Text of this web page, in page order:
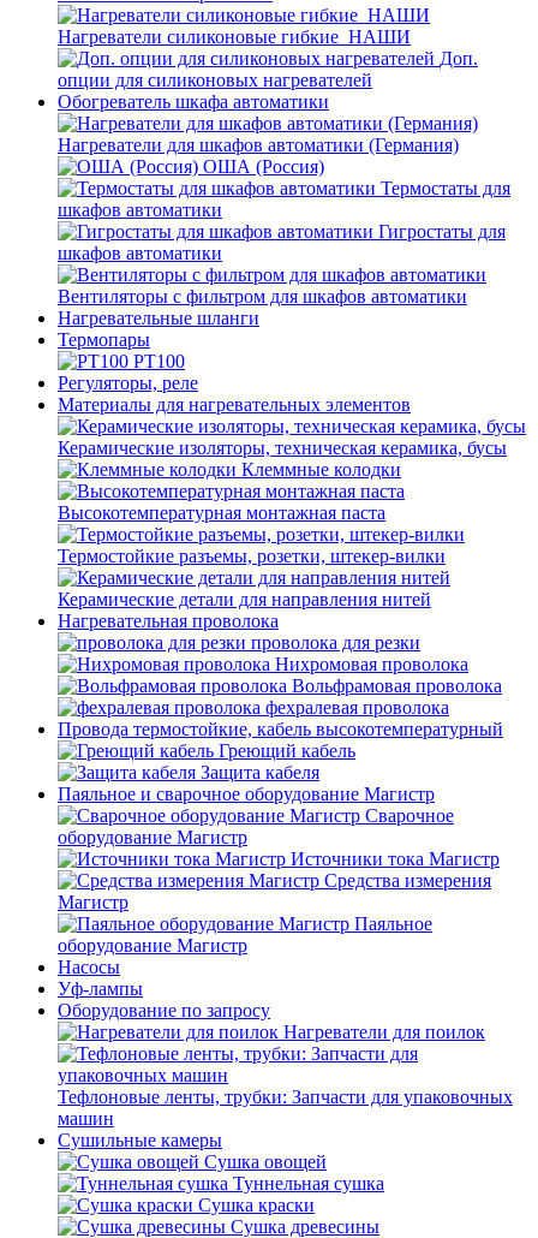
Нагреватели силиконовые гибкие_НАШИ
Доп.
опции для силиконовых нагревателей
Обогреватель шкафа автоматики
Нагреватели для шкафов автоматики (Германия)
ОША (Россия)
Термостаты для
шкафов автоматики
Гигростаты для
шкафов автоматики
Вентиляторы с фильтром для шкафов автоматики
Нагревательные шланги
Термопары
PT100
Регуляторы, реле
Материалы для нагревательных элементов
Керамические изоляторы, техническая керамика, бусы
Клеммные колодки
Высокотемпературная монтажная паста
Термостойкие разъемы, розетки, штекер-вилки
Керамические детали для направления нитей
Нагревательная проволока
проволока для резки
Нихромовая проволока
Вольфрамовая проволока
фехралевая проволока
Провода термостойкие, кабель высокотемпературный
Греющий кабель
Защита кабеля
Паяльное и сварочное оборудование Магистр
Сварочное
оборудование Магистр
Источники тока Магистр
Средства измерения
Магистр
Паяльное
оборудование Магистр
Насосы
Уф-лампы
Оборудование по запросу
Нагреватели для поилок
Тефлоновые ленты, трубки: Запчасти для упаковочных
машин
Сушильные камеры
Сушка овощей
Туннельная сушка
Сушка краски
Сушка древесины